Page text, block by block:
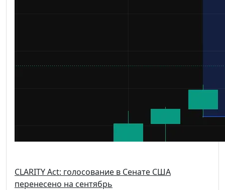
CLARITY Act: голосование в Сенате США
перенесено на сентябрь